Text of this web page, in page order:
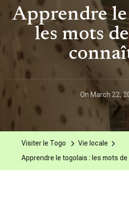
Apprendre le
les mots
On March 22,
Visiter le Togo
Vie locale
Apprendre le togolais : les mots